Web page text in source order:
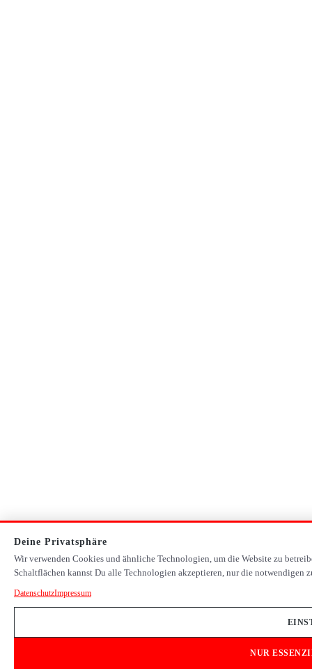
Deine Privatsphäre
Wir verwenden Cookies und ähnliche Technologien, um die Website zu
Schaltflächen kannst Du alle Technologien akzeptieren, nur die notwendigen
DatenschutzImpressum
NUR